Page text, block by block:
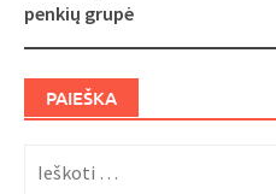
penkių grupė
PAIEŠKA